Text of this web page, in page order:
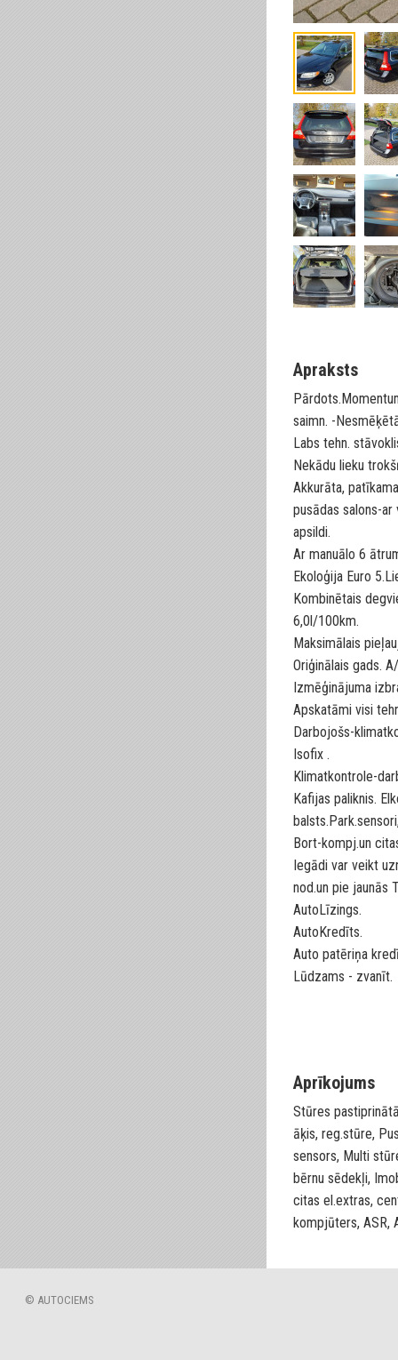
Apraksts
saimn. -
Labs tehn.
Nekādu lieku
Akkurāta,
pusādas salons-
apsildi.
Ar manuālo 6
Ekoloģija Euro
Kombinētais
6,0l/100km.
Maksimālais
Oriģinālais gads.
Izmēģinājuma
Apskatāmi visi
Darbojošs-
Isofix .
Klimatkontrole-
Kafijas paliknis.
Bort-kompj.un
Iegādi var veikt
nod.un pie jaunās
AutoLīzings.
AutoKredīts.
Auto patēriņa
Lūdzams - zvanīt.
Aprīkojums
Stūres
āķis, reg.stūre,
sensors, Multi
bērnu sēdekļi,
citas el.extras,
kompjūters, ASR,
© AUTOCIEMS